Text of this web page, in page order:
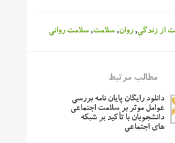
از زندگی,روان,سلامت,سلامت روانی
مطالب مرتبط
دانلود رایگان پایان نامه بررسی
عوامل موثر بر سلامت اجتماعی
دانشجویان با تأکید بر شبکه
های اجتماعی